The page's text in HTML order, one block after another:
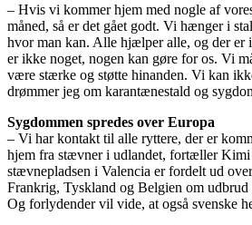
– Hvis vi kommer hjem med nogle af
måned, så er det gået godt. Vi hænger i
hvor man kan. Alle hjælper alle, og der er
er ikke noget, nogen kan gøre for os. Vi
være stærke og støtte hinanden. Vi kan
drømmer jeg om karantænestald og
Sygdommen spredes over Europa
– Vi har kontakt til alle ryttere, der er
hjem fra stævner i udlandet, fortæller Kimi
stævnepladsen i Valencia er fordelt ud
Frankrig, Tyskland og Belgien om udbrud
Og forlydender vil vide, at også svenske